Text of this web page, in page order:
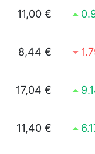
11,00 €
8,44 €
17,04 €
11,40 €